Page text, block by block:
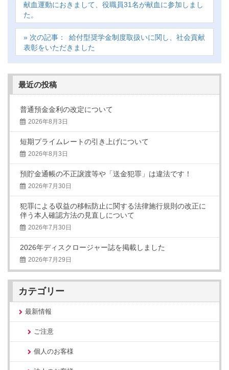
献血運動におきまして、役職員31名が献血に参加しまし
た。
給付型奨学金制度取扱いに関し、社会貢献
表彰をいただきました
最近の投稿
普通預金金利の改定について
2026年8月3日
短期プライムレートの引き上げについて
2026年8月3日
預貯金通帳の不正譲渡等や「送金犯罪」は違法です！
2026年7月30日
犯罪による収益の移転防止に関する法律施行規則の改正に
伴う本人確認方法の見直しについて
2026年7月30日
2026年ディスクロージャー誌を掲載しました
2026年7月29日
カテゴリー
最新情報
ご注意
個人のお客様